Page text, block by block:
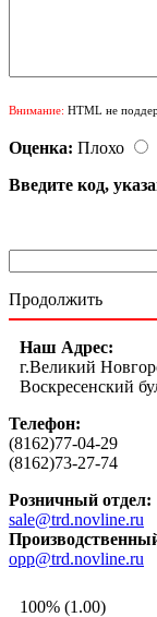
Внимание: HTML не
Оценка: Плохо
Введите код,
Продолжить
Наш Адрес:
г.Великий
Воскресенский
Телефон:
(8162)77-04-29
(8162)73-27-74
Розничный отдел:
sale@trd.novline.ru
opp@trd.novline.ru
100% (1.00)